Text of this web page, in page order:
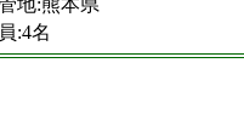
地:熊本県
:4名